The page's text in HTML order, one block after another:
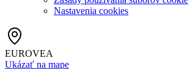
Nastavenia cookies
EUROVEA
Ukázať na mape